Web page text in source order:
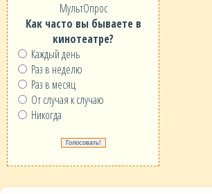
МультОпрос
Как часто вы бываете в
кинотеатре?
Каждый день
Раз в неделю
Раз в месяц
От случая к случаю
Никогда